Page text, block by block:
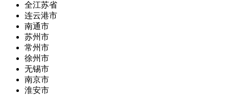
全江苏省
连云港市
南通市
苏州市
常州市
徐州市
无锡市
南京市
淮安市